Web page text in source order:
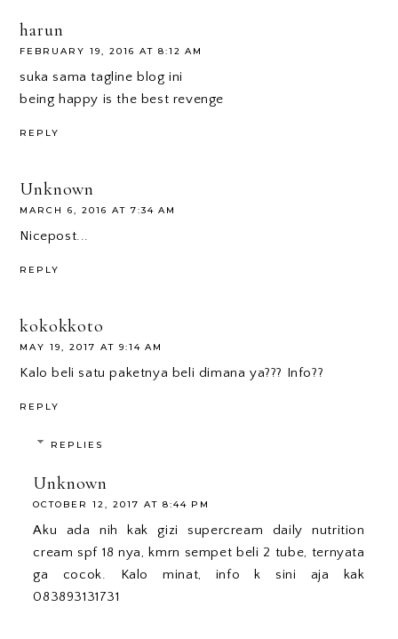
harun
FEBRUARY 19, 2016 AT 8:12 AM
suka sama tagline blog ini
being happy is the best revenge
REPLY
Unknown
MARCH 6, 2016 AT 7:34 AM
Nicepost...
REPLY
kokokkoto
MAY 19, 2017 AT 9:14 AM
Kalo beli satu paketnya beli dimana ya??? Info??
REPLY
REPLIES
Unknown
OCTOBER 12, 2017 AT 8:44 PM
Aku ada nih kak gizi supercream daily nutrition
cream spf 18 nya, kmrn sempet beli 2 tube, ternyata
ga cocok. Kalo minat, info k sini aja kak
083893131731